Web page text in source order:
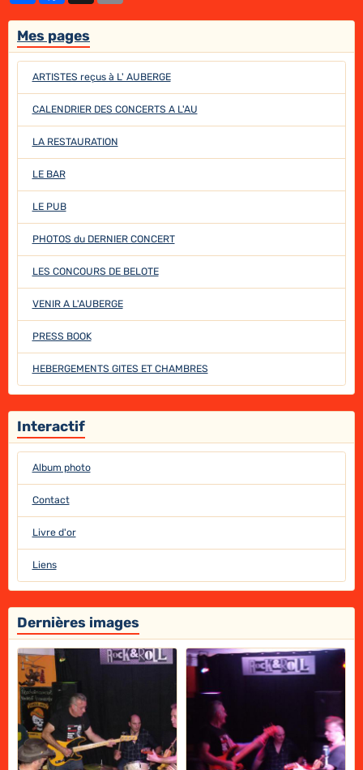
Mes pages
ARTISTES reçus à L' AUBERGE
CALENDRIER DES CONCERTS A L'AU
LA RESTAURATION
LE BAR
LE PUB
PHOTOS du DERNIER CONCERT
LES CONCOURS DE BELOTE
VENIR A L'AUBERGE
PRESS BOOK
HEBERGEMENTS GITES ET CHAMBRES
Interactif
Album photo
Contact
Livre d'or
Liens
Dernières images